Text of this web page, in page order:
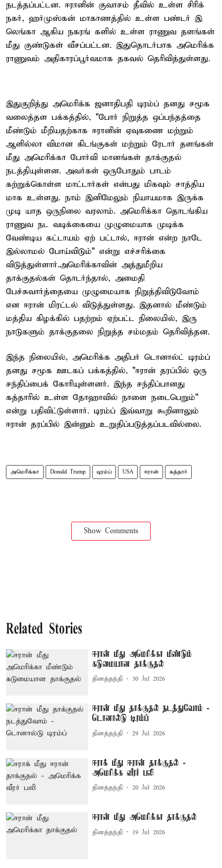
நடத்தப்பட்டன. ஈரானின் குவாசம் தீவில் உள்ள சிரிக்
நகர், ஹர்முஸ்கன் மாகாணத்தில் உள்ள பண்டர் இ
லெங்கா ஆகிய நகரங் களில் உள்ள ராணுவ தளங்கள்
மீது குண்டுகள் வீசப்பட்டன. இதுதொடர்பாக அமெரிக்க
ராணுவம் அதிகாரப்பூர்வமாக தகவல் தெரிவித்துள்ளது.
இதுகுறித்து அமெரிக்க ஜனாதிபதி டிரம்ப் தனது சமூக
வலைத்தள பக்கத்தில், "போர் நிறுத்த ஒப்பந்தத்தை
மீண்டும் மீறியதற்காக ஈரானின் ஏவுகணை மற்றும்
ஆளில்லா விமான கிடங்குகள் மற்றும் ரேடார் தளங்கள்
மீது அமெரிக்கா போர்வி மானங்கள் தாக்குதல்
நடத்தியுள்ளன. அவர்கள் ஒருபோதும் பாடம்
கற்றுக்கொள்ள மாட்டார்கள் என்பது மிகவும் சாத்திய
மாக உள்ளது. நாம் இனிமேலும் நியாயமாக இருக்க
முடி யாத ஒருநிலை வரலாம். அமெரிக்கா தொடங்கிய
ராணுவ நட வடிக்கையை முழுமையாக முடிக்க
வேண்டிய கட்டாயம் ஏற் பட்டால், ஈரான் என்ற நாடே
இல்லாமல் போய்விடும்" என்று எச்சரிக்கை
விடுத்துள்ளார்.அமெரிக்காவின் அத்துமீறிய
தாக்குதல்கள் தொடர்ந்தால், அமைதி
பேச்சுவார்த்தையை முழுமையாக நிறுத்திவிடுவோம்
என ஈரான் மிரட்டல் விடுத்துள்ளது. இதனால் மீண்டும்
மத்திய கிழக்கில் பதற்றம் ஏற்பட்ட நிலையில், இரு
நாடுகளும் தாக்குதலை நிறுத்த சம்மதம் தெரிவித்தன.
இந்த நிலையில், அமெரிக்க அதிபர் டொனால்ட் டிரம்ப்
தனது சமூக ஊடகப் பக்கத்தில், "ஈரான் தரப்பில் ஒரு
சந்திப்பைக் கோரியுள்ளனர். இந்த சந்திப்பானது
கத்தாரில் உள்ள தோஹாவில் நாளை நடைபெறும்"
என்று பதிவிட்டுள்ளார். டிரம்ப் இவ்வாறு கூறினாலும்
ஈரான் தரப்பில் இன்னும் உறுதிப்படுத்தப்படவில்லை.
அமெரிக்கா Donald Trump டிரம்ப் USA ஈரான் கத்தார்
Show Comments
Related Stories
ஈரான் மீது அமெரிக்கா மீண்டும்
கடுமையான தாக்குதல்
தினத்தந்தி 30 Jul 2026
ஈரான் மீது தாக்குதல் நடத்துவோம் -
டொனால்டு டிரம்ப்
தினத்தந்தி 29 Jul 2026
ஈராக் மீது ஈரான் தாக்குதல் -
அமெரிக்க வீரர் பலி
தினத்தந்தி 20 Jul 2026
ஈரான் மீது அமெரிக்கா தாக்குதல்
தினத்தந்தி 19 Jul 2026